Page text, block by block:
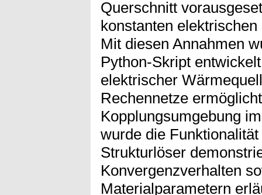
Querschnitt
konstanten
Mit diesen Annahmen
Python-Skript
elektrischer
Rechennetze
Kopplungsumgebung
wurde die
Strukturlöser
Konvergenzverhalten
Materialparametern